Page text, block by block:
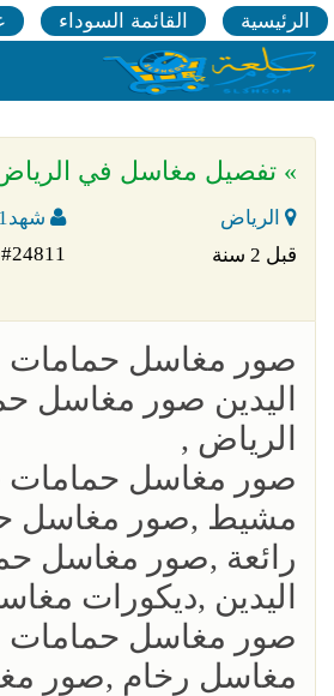
الرئيسية القائمة السوداء
» تفصيل مغاسل في
الرياض
شهد111
قبل 2 سنة
#24811
صور مغاسل حمامات
اليدين صور مغاسل
الرياض ,
صور مغاسل
مشيط ,صور مغاسل
رائعة ,صور مغاسل
اليدين ,ديكورات
صور مغاسل حمامات
مغاسل رخام ,صور